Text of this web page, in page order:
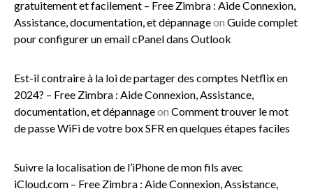
gratuitement et facilement – Free Zimbra : Aide Connexion,
Assistance, documentation, et dépannageon Guide complet
pour configurer un email cPanel dans Outlook
Est-il contraire à la loi de partager des comptes Netflix en
2024? – Free Zimbra : Aide Connexion, Assistance,
documentation, et dépannageon Comment trouver le mot
de passe WiFi de votre box SFR en quelques étapes faciles
Suivre la localisation de l’iPhone de mon fils avec
iCloud.com – Free Zimbra : Aide Connexion, Assistance,